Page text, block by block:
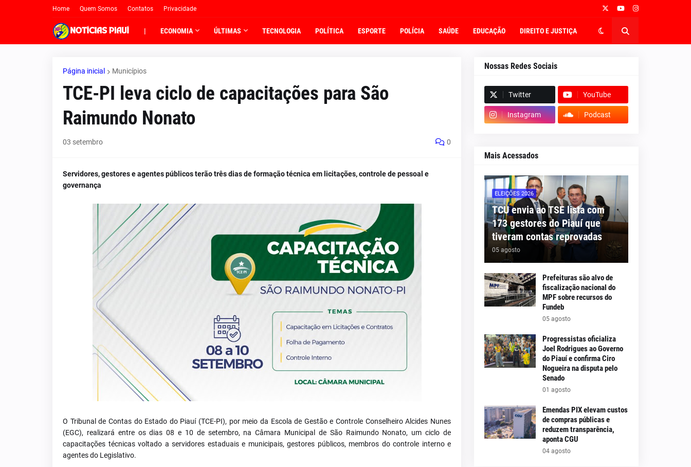
Home Quem Somos Contatos Privacidade
| ECONOMIA ÚLTIMAS TECNOLOGIA POLÍTICA ESPORTE POLÍCIA SAÚDE EDUCAÇÃO DIREITO E JUSTIÇA
Página inicial Municípios
TCE-PI leva ciclo de capacitações para São
Raimundo Nonato
03 setembro 0
Servidores, gestores e agentes públicos terão três dias de formação técnica em licitações, controle de pessoal e
governança
O Tribunal de Contas do Estado do Piauí (TCE-PI), por meio da Escola de Gestão e Controle Conselheiro Alcides Nunes
(EGC), realizará entre os dias 08 e 10 de setembro, na Câmara Municipal de São Raimundo Nonato, um ciclo de
capacitações técnicas voltado a servidores estaduais e municipais, gestores públicos, membros do controle interno e
agentes do Legislativo.
Nossas Redes Sociais
Twitter YouTube
Instagram Podcast
Mais Acessados
ELEIÇÕES 2026
TCU envia ao TSE lista com
173 gestores do Piauí que
tiveram contas reprovadas
05 agosto
Prefeituras são alvo de
fiscalização nacional do
MPF sobre recursos do
Fundeb
05 agosto
Progressistas oficializa
Joel Rodrigues ao Governo
do Piauí e confirma Ciro
Nogueira na disputa pelo
Senado
01 agosto
Emendas PIX elevam custos
de compras públicas e
reduzem transparência,
aponta CGU
04 agosto